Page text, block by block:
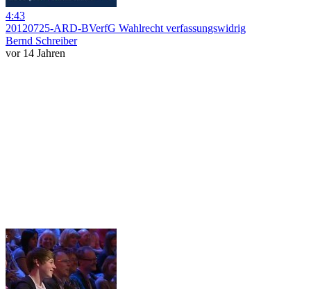
4:43
20120725-ARD-BVerfG Wahlrecht verfassungswidrig
Bernd Schreiber
vor 14 Jahren